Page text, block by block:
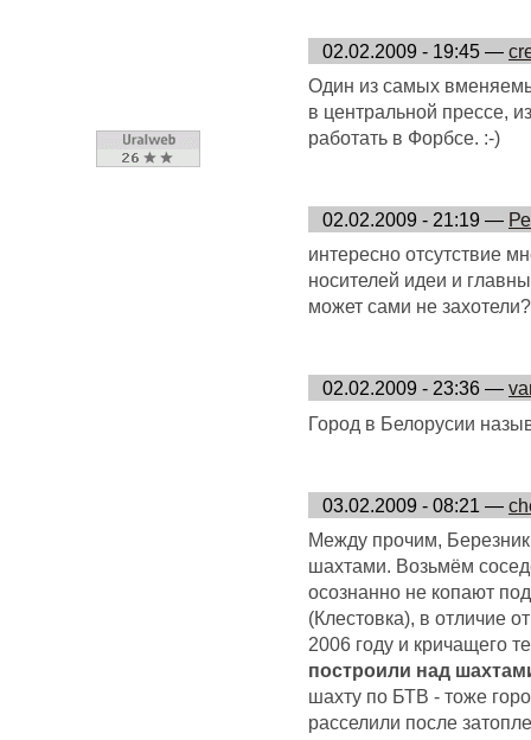
02.02.2009 - 19:45 —
Один из самых
в центральной прессе,
работать в Форбсе. :-)
02.02.2009 - 21:19 —
интересно отсутствие
носителей идеи и
может сами не
02.02.2009 - 23:36 —
Город в Белорусии
03.02.2009 - 08:21 —
Между прочим,
шахтами. Возьмём
осознанно не копают
(Клестовка), в отличие
2006 году и кричащего
построили над
шахту по БТВ - тоже
расселили после